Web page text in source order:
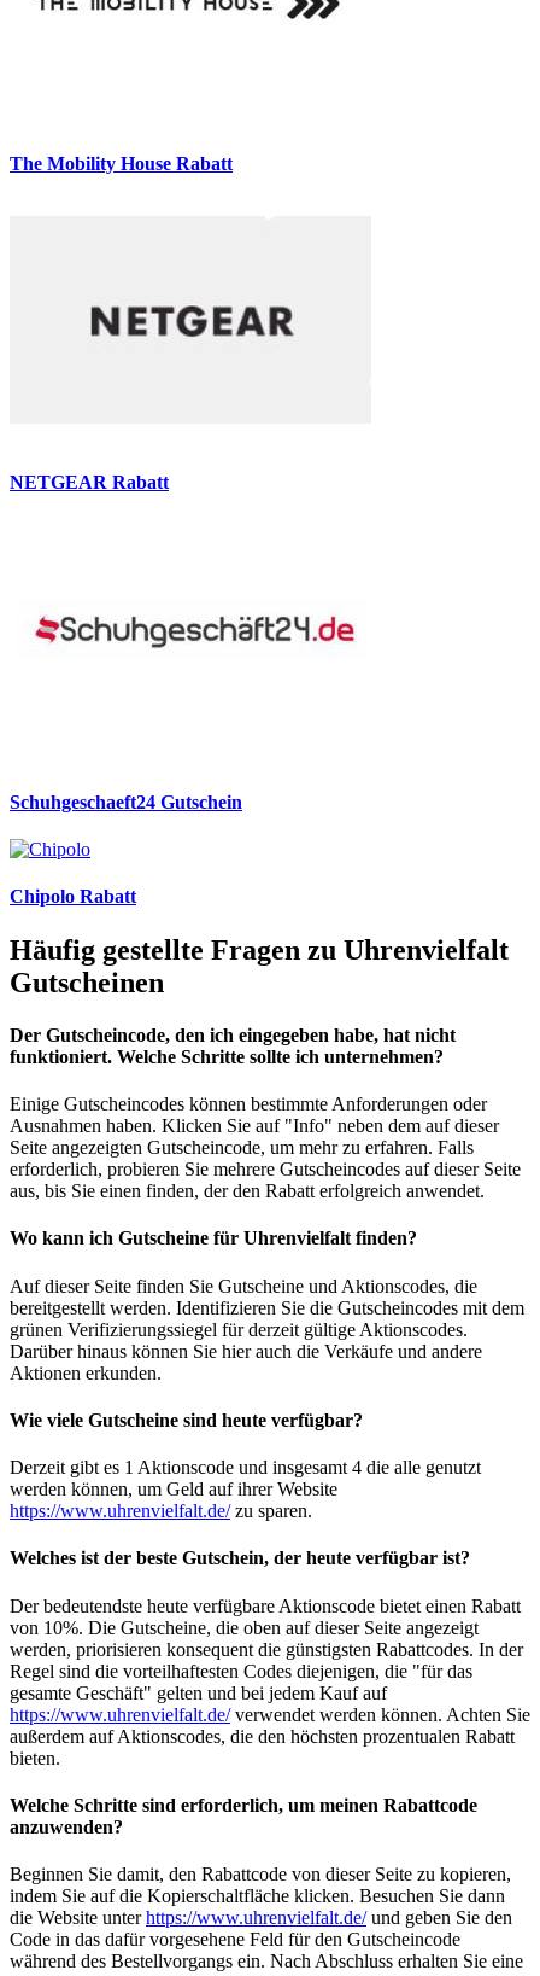
The Mobility House Rabatt
NETGEAR Rabatt
Schuhgeschaeft24 Gutschein
Chipolo Rabatt
Häufig gestellte Fragen zu Uhrenvielfalt
Gutscheinen
Der Gutscheincode, den ich eingegeben habe, hat nicht
funktioniert. Welche Schritte sollte ich unternehmen?
Einige Gutscheincodes können bestimmte Anforderungen oder
Ausnahmen haben. Klicken Sie auf "Info" neben dem auf dieser
Seite angezeigten Gutscheincode, um mehr zu erfahren. Falls
erforderlich, probieren Sie mehrere Gutscheincodes auf dieser Seite
aus, bis Sie einen finden, der den Rabatt erfolgreich anwendet.
Wo kann ich Gutscheine für Uhrenvielfalt finden?
Auf dieser Seite finden Sie Gutscheine und Aktionscodes, die
bereitgestellt werden. Identifizieren Sie die Gutscheincodes mit dem
grünen Verifizierungssiegel für derzeit gültige Aktionscodes.
Darüber hinaus können Sie hier auch die Verkäufe und andere
Aktionen erkunden.
Wie viele Gutscheine sind heute verfügbar?
Derzeit gibt es 1 Aktionscode und insgesamt 4 die alle genutzt
werden können, um Geld auf ihrer Website
https://www.uhrenvielfalt.de/zu sparen.
Welches ist der beste Gutschein, der heute verfügbar ist?
Der bedeutendste heute verfügbare Aktionscode bietet einen Rabatt
von 10%. Die Gutscheine, die oben auf dieser Seite angezeigt
werden, priorisieren konsequent die günstigsten Rabattcodes. In der
Regel sind die vorteilhaftesten Codes diejenigen, die "für das
gesamte Geschäft" gelten und bei jedem Kauf auf
https://www.uhrenvielfalt.de/verwendet werden können. Achten Sie
außerdem auf Aktionscodes, die den höchsten prozentualen Rabatt
bieten.
Welche Schritte sind erforderlich, um meinen Rabattcode
anzuwenden?
Beginnen Sie damit, den Rabattcode von dieser Seite zu kopieren,
indem Sie auf die Kopierschaltfläche klicken. Besuchen Sie dann
die Website unterhttps://www.uhrenvielfalt.de/und geben Sie den
Code in das dafür vorgesehene Feld für den Gutscheincode
während des Bestellvorgangs ein. Nach Abschluss erhalten Sie eine